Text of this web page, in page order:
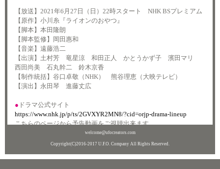
【放送】2021年6月27日（日）22時スタート NHK BSプレミアム
【原作】小川糸『ライオンのおやつ』
【脚本】本田隆朗
【脚本監修】岡田惠和
【音楽】遠藤浩二
【出演】土村芳 竜星涼 和田正人 かとうかず子 濱田マリ
西田尚美 石丸幹二 鈴木京香
【制作統括】谷口卓敬（NHK） 熊谷理恵（大映テレビ）
【演出】永田琴 進藤丈広
● ドラマ公式サイト
https://www.nhk.jp/p/ts/2GVXYR2MN8/?cid=orjp-drama-lineup
こちらのページから予告動画をご視聴出来ます。
welcome@ufocreators.com
Copyright(C)2016-2017 U.F.O. Company All Rights Reserved.